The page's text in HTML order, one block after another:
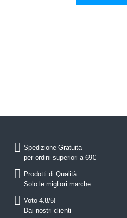
Spedizione Gratuita
per ordini superiori a 69€
Prodotti di Qualità
Solo le migliori marche
Voto 4.8/5!
Dai nostri clienti